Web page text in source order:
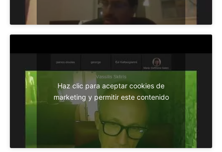
Haz clic para aceptar cookies de
marketing y permitir este contenido